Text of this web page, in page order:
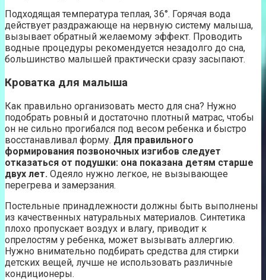
Подходящая температура теплая, 36°. Горячая вода
действует раздражающе на нервную систему малыша,
вызывает обратный желаемому эффект. Проводить
водные процедуры рекомендуется незадолго до сна,
большинство малышей практически сразу засыпают.
Кроватка для малыша
Как правильно организовать место для сна? Нужно
подобрать ровный и достаточно плотный матрас, чтобы
он не сильно прогибался под весом ребенка и быстро
восстанавливал форму. Для правильного
формирования позвоночных изгибов следует
отказаться от подушки: она показана детям старше
двух лет. Одеяло нужно легкое, не вызывающее
перегрева и замерзания.
Постельные принадлежности должны быть выполнены
из качественных натуральных материалов. Синтетика
плохо пропускает воздух и влагу, приводит к
опрелостям у ребенка, может вызывать аллергию.
Нужно внимательно подбирать средства для стирки
детских вещей, лучше не использовать различные
кондиционеры.